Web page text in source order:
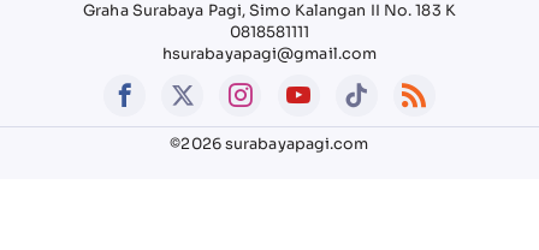
Graha Surabaya Pagi, Simo Kalangan II No. 183 K
0818581111
hsurabayapagi@gmail.com
©2026 surabayapagi.com